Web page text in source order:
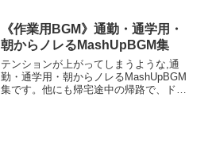
ショーでも見ながらマッタリ...
《作業用BGM》通勤・通学用・
朝からノレるMashUpBGM集
テンションが上がってしまうような,通
勤・通学用・朝からノレるMashUpBGM
集です。他にも帰宅途中の帰路で、ドラ